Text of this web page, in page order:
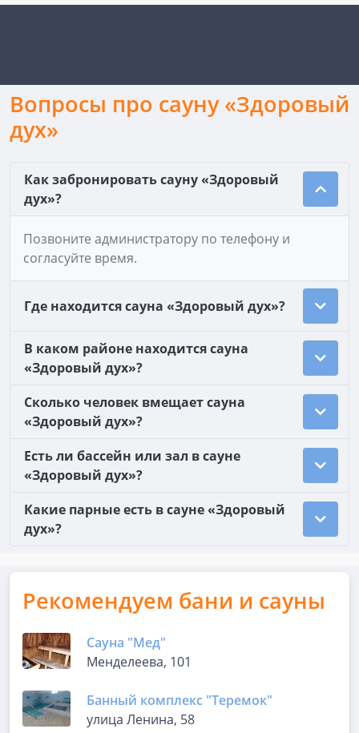
Вопросы про сауну «Здоровый
дух»
Как забронировать сауну «Здоровый
дух»?
Позвоните администратору по телефону и
согласуйте время.
Где находится сауна «Здоровый дух»?
В каком районе находится сауна
«Здоровый дух»?
Сколько человек вмещает сауна
«Здоровый дух»?
Есть ли бассейн или зал в сауне
«Здоровый дух»?
Какие парные есть в сауне «Здоровый
дух»?
Рекомендуем бани и сауны
Сауна "Мед"
Менделеева, 101
Банный комплекс "Теремок"
улица Ленина, 58